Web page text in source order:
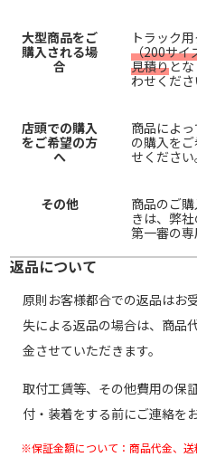
大型商品をご
購入される場
合
トラック
（200サイ
見積りと
わせくださ
店頭での購入
をご希望の方
へ
商品によ
の購入を
せください
その他
商品のご
きは、弊
第一審の専
返品について
原則お客様都合での返品はお
失による返品の場合は、商品
金させていただきます。
取付工賃等、その他費用の保
付・装着をする前にご連絡を
※保証金額について：商品代金、